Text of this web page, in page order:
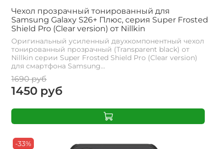
Чехол прозрачный тонированный для
Samsung Galaxy S26+ Плюс, серия Super Frosted
Shield Pro (Clear version) от Nillkin
Оригинальный усиленный двухкомпонентный чехол
тонированный прозрачный (Transparent black) от
Nillkin серии Super Frosted Shield Pro (Clear version)
для смартфона Samsung...
1690 руб
1450 руб
-33%